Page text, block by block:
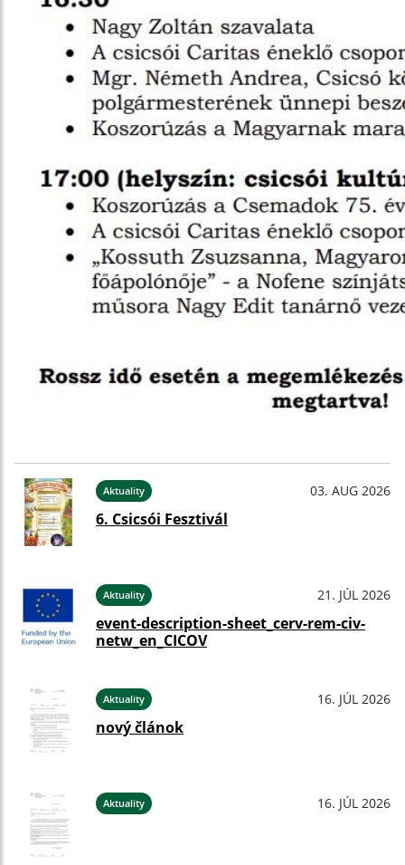
Aktuality 03. AUG 2026
6. Csicsói Fesztivál
Aktuality 21. JÚL 2026
event-description-sheet_cerv-rem-civ-
netw_en_CICOV
Aktuality 16. JÚL 2026
nový článok
Aktuality 16. JÚL 2026